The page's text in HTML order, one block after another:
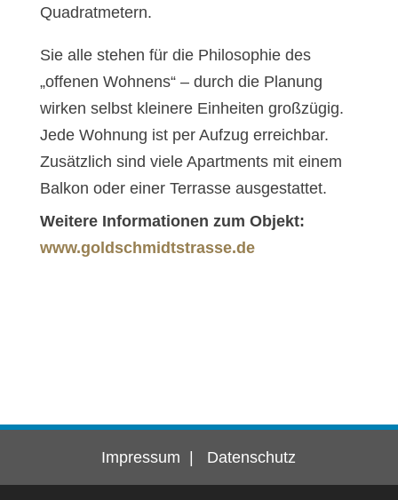
Quadratmetern.
Sie alle stehen für die Philosophie des
„offenen Wohnens“ – durch die Planung
wirken selbst kleinere Einheiten großzügig.
Jede Wohnung ist per Aufzug erreichbar.
Zusätzlich sind viele Apartments mit einem
Balkon oder einer Terrasse ausgestattet.
Weitere Informationen zum Objekt:
www.goldschmidtstrasse.de
Impressum Datenschutz